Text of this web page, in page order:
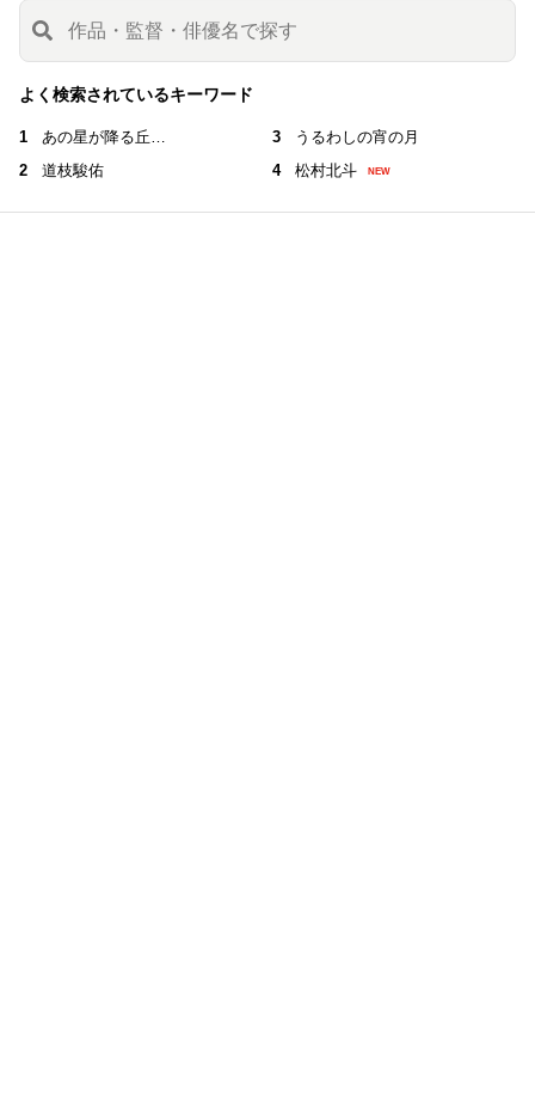
よく検索されているキーワード
1
あの星が降る丘…
2
道枝駿佑
3
うるわしの宵の月
4
松村北斗 NEW